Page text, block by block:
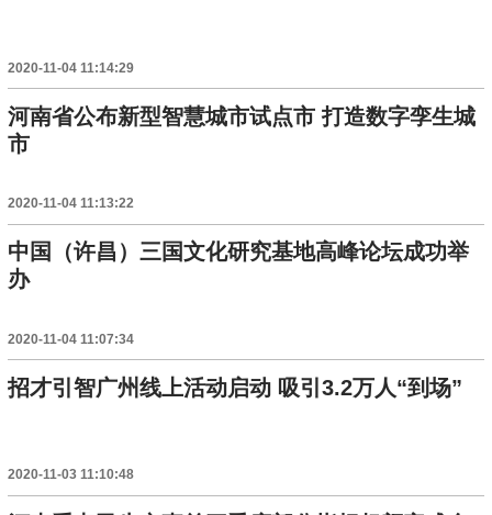
2020-11-04 11:14:29
河南省公布新型智慧城市试点市 打造数字孪生城
市
2020-11-04 11:13:22
中国（许昌）三国文化研究基地高峰论坛成功举
办
2020-11-04 11:07:34
招才引智广州线上活动启动 吸引3.2万人“到场”
2020-11-03 11:10:48